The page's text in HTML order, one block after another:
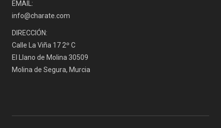
EMAIL:
info@charate.com
DIRECCIÓN:
Calle La Viña 17 2º C
El Llano de Molina 30509
Molina de Segura, Murcia